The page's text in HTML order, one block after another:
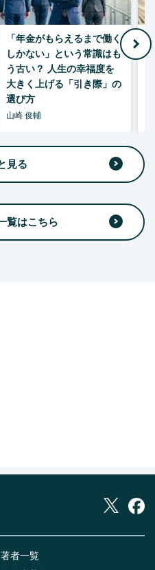
「年金がもらえるまで働く
しかない」という常識はも
う古い？ 人生の幸福度を
大きく上げる「引き際」の
選び方
山崎 俊輔
見る
覧はこちら
著者一覧